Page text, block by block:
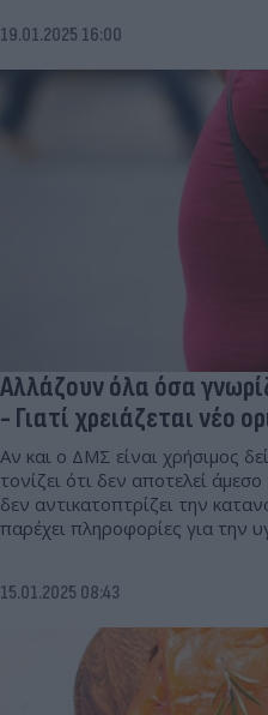
19.01.2025 16:00
Αλλάζουν όλα όσα
- Γιατί χρειάζεται νέο
Αν και ο ΔΜΣ είναι χρήσιμος
τονίζει ότι δεν αποτελεί
δεν αντικατοπτρίζει την
παρέχει πληροφορίες για την
15.01.2025 08:43